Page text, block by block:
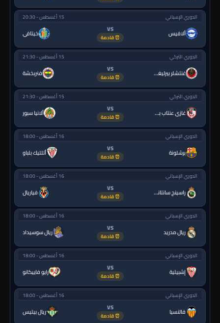
الدوري الإسباني 15 أغسطس - 20:30
ألافيس VS
⏰ قادمة خيتافي
الدوري التركي 15 أغسطس - 21:30
غنتشلر بيرليغي VS
⏰ قادمة فنربخشة
الدوري التركي 15 أغسطس - 21:30
غازي عنتاب بي.بي.كي. VS
⏰ قادمة ألانيا سبور
الدوري الإسباني 16 أغسطس - 18:00
برشلونة VS
⏰ قادمة أتلتيك بلباو
الدوري الإسباني 16 أغسطس - 18:00
راسينج سانتاندير VS
⏰ قادمة فياريال
الدوري الإسباني 16 أغسطس - 18:00
ريال مدريد VS
⏰ قادمة ريال سوسيداد
الدوري الإسباني 16 أغسطس - 18:00
إشبيلية VS
⏰ قادمة رايو فاييكانو
الدوري الإسباني 16 أغسطس - 18:00
فالنسيا VS
⏰ قادمة ريال بيتيس